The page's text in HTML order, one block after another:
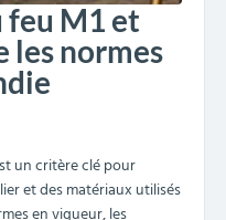
feu M1 et
les normes
un critère clé pour
et des matériaux utilisés